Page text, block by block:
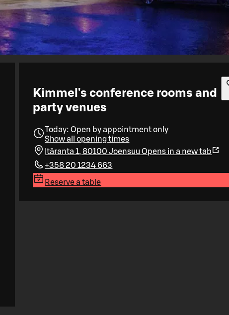
Kimmel's conference rooms and
party venues
Today: Open by appointment only
Show all opening times
Itäranta 1, 80100 Joensuu Opens in a new tab
+358 20 1234 663
Reserve a table